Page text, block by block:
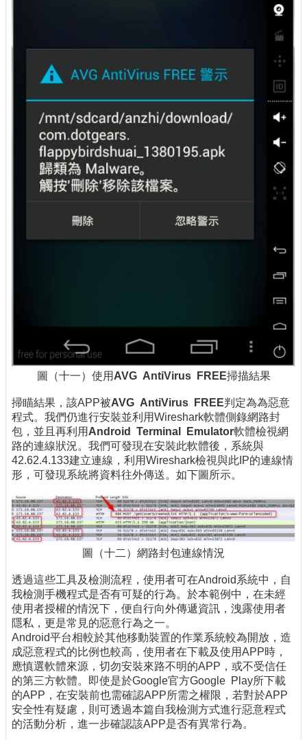
圖（十一）使用 AVG AntiVirus FREE掃描結果
掃瞄結果，該APP被AVG AntiVirus FREE判定為為惡意
程式。我們仍進行安裝並利用Wireshark軟體側錄網路封
包，並且再利用 Android Terminal Emulator軟體檢視網
路的連線狀況。我們可發現在安裝此軟體後，系統與
42.62.4.133建立連線，利用Wireshark檢視與此IP的連線情
形，可發現系統將資料往外傳送。如下圖所示。
圖（十二）網路封包連線情況
透過這些工具及檢測流程，使用者可在Android系統中，自
我檢測手機程式是否有可疑的行為。於本範例中，在未經
使用者授權的情況下，便自行向外傳遞資訊，洩露使用者
隱私，更是常見的惡意行為之一。
Android平台相較於其他移動裝置的作業系統較為開放，造
成惡意程式的比例也較高，使用者在下載及使用APP時，
應慎選軟體來源，切勿安裝來路不明的APP，或不受信任
的第三方軟體。即使是於Google官方Google Play所下載
的APP，在安裝前也需確認APP所需之權限，若對於APP
安全性有疑慮，則可透過本篇自我檢測方式進行惡意程式
的活動分析，進一步確認該APP是否有異常行為。